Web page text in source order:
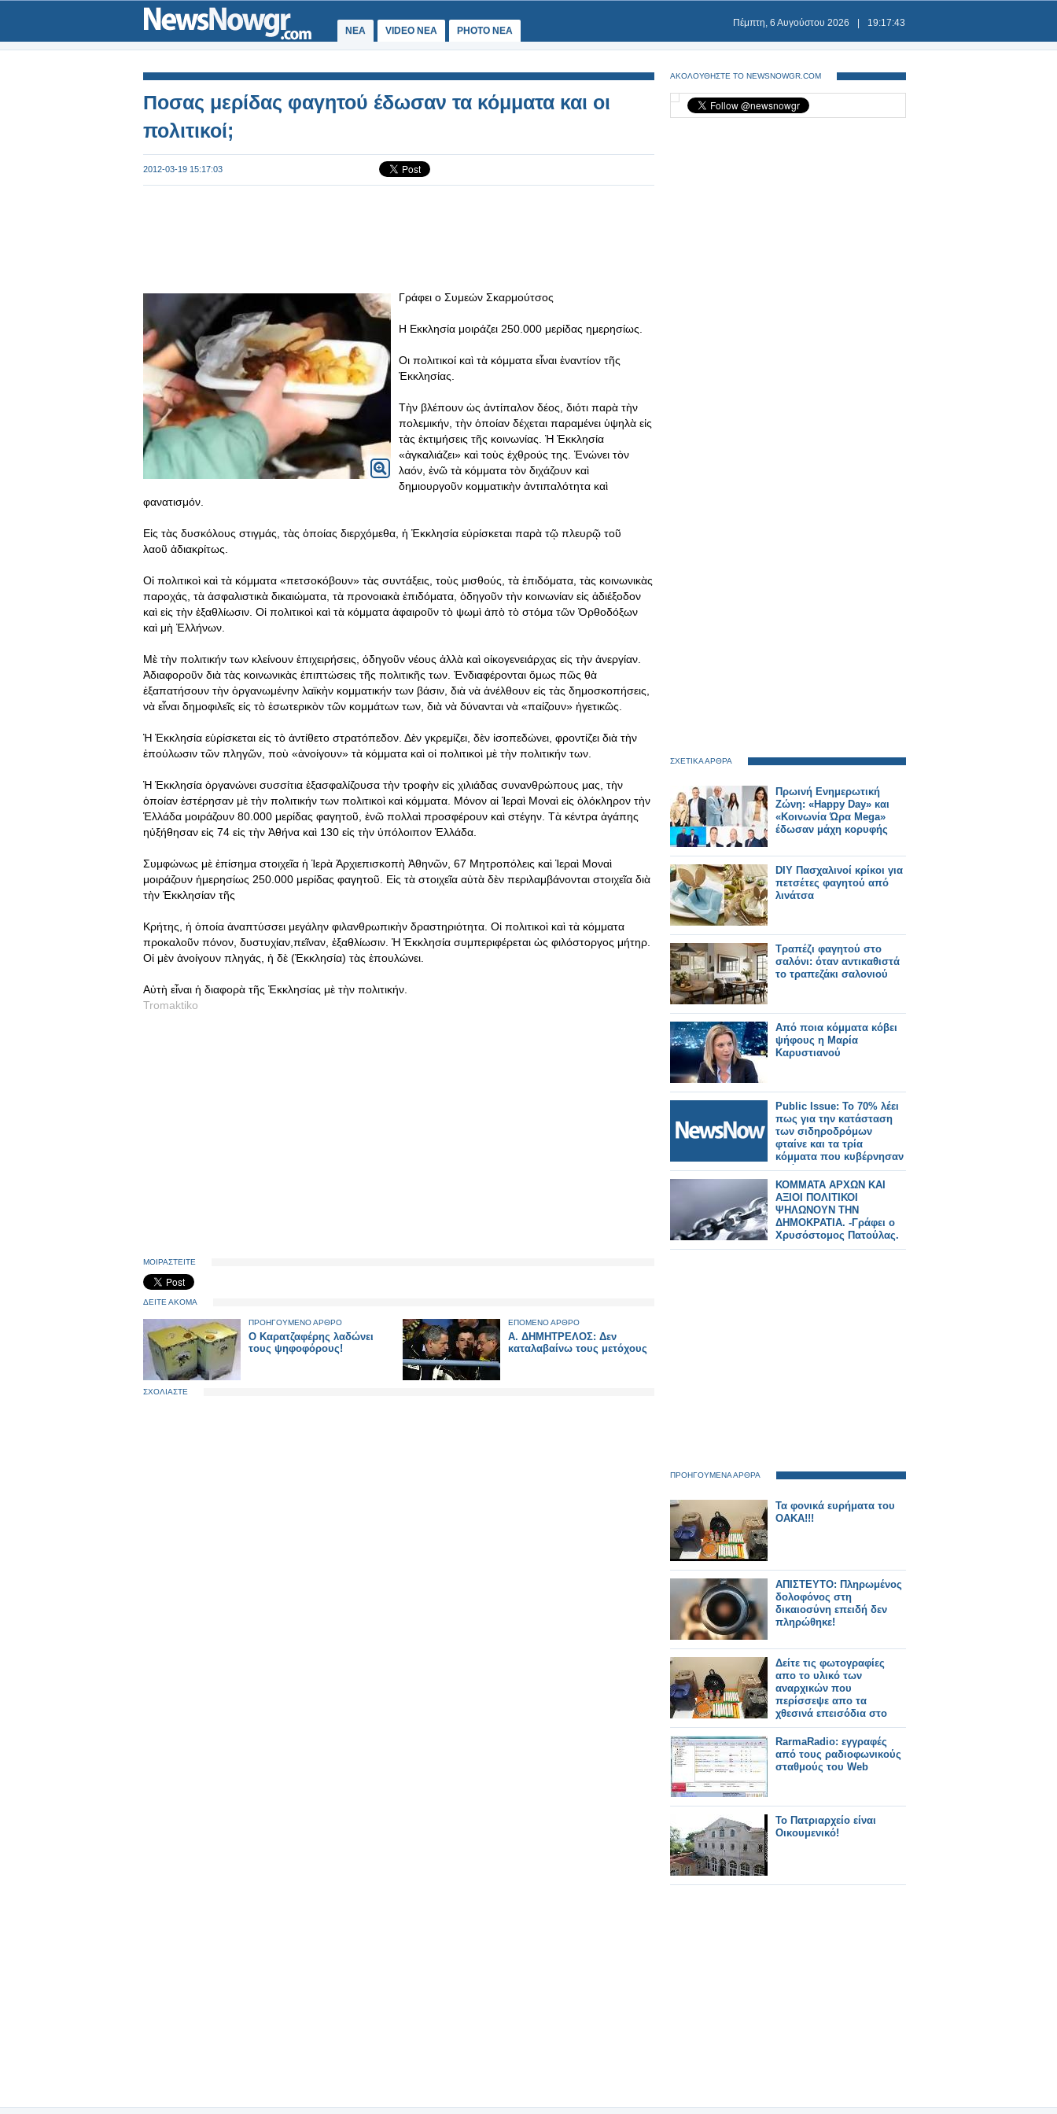
ΝΕΑ VIDEO NEA PHOTO NEA
Πέμπτη, 6 Αυγούστου 2026 19:17:44
Ποσας μερίδας φαγητού έδωσαν τα κόμματα και οι
πολιτικοί;
2012-03-19 15:17:03
Γράφει ο Συμεών Σκαρμούτσος
Η Εκκλησία μοιράζει 250.000 μερίδας ημερησίως.
Οι πολιτικοί καὶ τὰ κόμματα εἶναι ἐναντίον τῆς
Ἐκκλησίας.
Τὴν βλέπουν ὡς ἀντίπαλον δέος, διότι παρὰ τὴν
πολεμικήν, τὴν ὁποίαν δέχεται παραμένει ὑψηλὰ εἰς
τὰς ἐκτιμήσεις τῆς κοινωνίας. Ἡ Ἐκκλησία
«ἀγκαλιάζει» καὶ τοὺς ἐχθρούς της. Ἑνώνει τὸν
λαόν, ἐνῶ τὰ κόμματα τὸν διχάζουν καὶ
δημιουργοῦν κομματικὴν ἀντιπαλότητα καὶ
φανατισμόν.
Εἰς τὰς δυσκόλους στιγμάς, τὰς ὁποίας διερχόμεθα, ἡ Ἐκκλησία εὑρίσκεται παρὰ τῷ πλευρῷ τοῦ
λαοῦ ἀδιακρίτως.
Οἱ πολιτικοὶ καὶ τὰ κόμματα «πετσοκόβουν» τὰς συντάξεις, τοὺς μισθούς, τὰ ἐπιδόματα, τὰς κοινωνικὰς
παροχάς, τὰ ἀσφαλιστικὰ δικαιώματα, τὰ προνοιακὰ ἐπιδόματα, ὁδηγοῦν τὴν κοινωνίαν εἰς ἀδιέξοδον
καὶ εἰς τὴν ἐξαθλίωσιν. Οἱ πολιτικοὶ καὶ τὰ κόμματα ἀφαιροῦν τὸ ψωμὶ ἀπὸ τὸ στόμα τῶν Ὀρθοδόξων
καὶ μὴ Ἑλλήνων.
Μὲ τὴν πολιτικήν των κλείνουν ἐπιχειρήσεις, ὁδηγοῦν νέους ἀλλὰ καὶ οἰκογενειάρχας εἰς τὴν ἀνεργίαν.
Ἀδιαφοροῦν διὰ τὰς κοινωνικὰς ἐπιπτώσεις τῆς πολιτικῆς των. Ἐνδιαφέρονται ὅμως πῶς θὰ
ἐξαπατήσουν τὴν ὀργανωμένην λαϊκὴν κομματικήν των βάσιν, διὰ νὰ ἀνέλθουν εἰς τὰς δημοσκοπήσεις,
νὰ εἶναι δημοφιλεῖς εἰς τὸ ἐσωτερικὸν τῶν κομμάτων των, διὰ νὰ δύνανται νὰ «παίζουν» ἡγετικῶς.
Ἡ Ἐκκλησία εὑρίσκεται εἰς τὸ ἀντίθετο στρατόπεδον. Δὲν γκρεμίζει, δὲν ἰσοπεδώνει, φροντίζει διὰ τὴν
ἐπούλωσιν τῶν πληγῶν, ποὺ «ἀνοίγουν» τὰ κόμματα καὶ οἱ πολιτικοὶ μὲ τὴν πολιτικήν των.
Ἡ Ἐκκλησία ὀργανώνει συσσίτια ἐξασφαλίζουσα τὴν τροφὴν εἰς χιλιάδας συνανθρώπους μας, τὴν
ὁποίαν ἐστέρησαν μὲ τὴν πολιτικήν των πολιτικοὶ καὶ κόμματα. Μόνον αἱ Ἱεραὶ Μοναὶ εἰς ὁλόκληρον τὴν
Ἑλλάδα μοιράζουν 80.000 μερίδας φαγητοῦ, ἐνῶ πολλαὶ προσφέρουν καὶ στέγην. Τὰ κέντρα ἀγάπης
ηὐξήθησαν εἰς 74 εἰς τὴν Ἀθήνα καὶ 130 εἰς τὴν ὑπόλοιπον Ἑλλάδα.
Συμφώνως μὲ ἐπίσημα στοιχεῖα ἡ Ἱερὰ Ἀρχιεπισκοπὴ Ἀθηνῶν, 67 Μητροπόλεις καὶ Ἱεραὶ Μοναὶ
μοιράζουν ἡμερησίως 250.000 μερίδας φαγητοῦ. Εἰς τὰ στοιχεῖα αὐτὰ δὲν περιλαμβάνονται στοιχεῖα διὰ
τὴν Ἐκκλησίαν τῆς
Κρήτης, ἡ ὁποία ἀναπτύσσει μεγάλην φιλανθρωπικὴν δραστηριότητα. Οἱ πολιτικοὶ καὶ τὰ κόμματα
προκαλοῦν πόνον, δυστυχίαν,πεῖναν, ἐξαθλίωσιν. Ἡ Ἐκκλησία συμπεριφέρεται ὡς φιλόστοργος μήτηρ.
Οἱ μὲν ἀνοίγουν πληγάς, ἡ δὲ (Ἐκκλησία) τὰς ἐπουλώνει.
Αὐτὴ εἶναι ἡ διαφορὰ τῆς Ἐκκλησίας μὲ τὴν πολιτικήν.
Tromaktiko
ΜΟΙΡΑΣΤΕΙΤΕ
ΔΕΙΤΕ ΑΚΟΜΑ
ΠΡΟΗΓΟΥΜΕΝΟ ΑΡΘΡΟ
Ο Καρατζαφέρης λαδώνει
τους ψηφοφόρους!
ΕΠΟΜΕΝΟ ΑΡΘΡΟ
Α. ΔΗΜΗΤΡΕΛΟΣ: Δεν
καταλαβαίνω τους μετόχους
ΣΧΟΛΙΑΣΤΕ
ΑΚΟΛΟΥΘΗΣΤΕ ΤΟ NEWSNOWGR.COM
ΣΧΕΤΙΚΑ ΑΡΘΡΑ
Πρωινή Ενημερωτική
Ζώνη: «Happy Day» και
«Κοινωνία Ώρα Mega»
έδωσαν μάχη κορυφής
DIY Πασχαλινοί κρίκοι για
πετσέτες φαγητού από
λινάτσα
Τραπέζι φαγητού στο
σαλόνι: όταν αντικαθιστά
το τραπεζάκι σαλονιού
Από ποια κόμματα κόβει
ψήφους η Μαρία
Καρυστιανού
Public Issue: Το 70% λέει
πως για την κατάσταση
των σιδηροδρόμων
φταίνε και τα τρία
κόμματα που κυβέρνησαν
από το 2000
ΚΟΜΜΑΤΑ ΑΡΧΩΝ ΚΑΙ
ΑΞΙΟΙ ΠΟΛΙΤΙΚΟΙ
ΨΗΛΩΝΟΥΝ ΤΗΝ
ΔΗΜΟΚΡΑΤΙΑ. -Γράφει ο
Χρυσόστομος Πατούλας.
ΠΡΟΗΓΟΥΜΕΝΑ ΑΡΘΡΑ
Τα φονικά ευρήματα του
ΟΑΚΑ!!!
ΑΠΙΣΤΕΥΤΟ: Πληρωμένος
δολοφόνος στη
δικαιοσύνη επειδή δεν
πληρώθηκε!
Δείτε τις φωτογραφίες
απο το υλικό των
αναρχικών που
περίσσεψε απο τα
χθεσινά επεισόδια στο
ΟΑΚΑ
RarmaRadio: εγγραφές
από τους ραδιοφωνικούς
σταθμούς του Web
Το Πατριαρχείο είναι
Οικουμενικό!